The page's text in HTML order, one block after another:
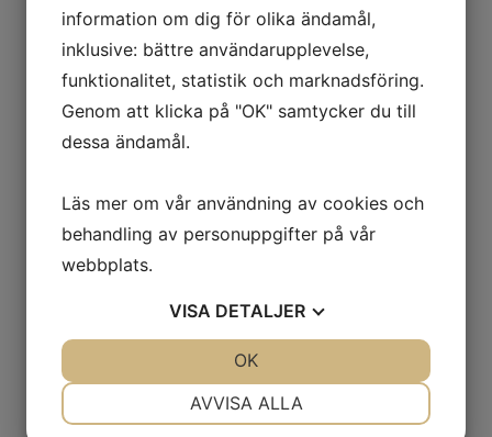
insprutnings teknik. Ovandelen är
tillverkad i slitstark Mo-knit material
samt har BOA® Fit System för en
snabb och enkel snörning med precis
densitets Polyurethan där mellansulan
har en mjukhet på 50 Shore A och ger
innersula en fantastiskt komfortabel
och dämpad sko, trots sin slimmade
yttersula. Tåhättan är tillverkad i
information om dig för olika ändamål,
inklusive: bättre användarupplevelse,
funktionalitet, statistik och marknadsföring.
Genom att klicka på "OK" samtycker du till
dessa ändamål.
Läs mer om vår användning av cookies och
behandling av personuppgifter på vår
webbplats.
VISA DETALJER
AVVISA ALLA
OK